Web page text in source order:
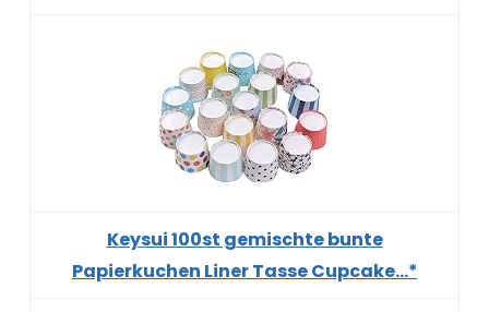
Keysui 100st gemischte bunte
Papierkuchen Liner Tasse Cupcake...*